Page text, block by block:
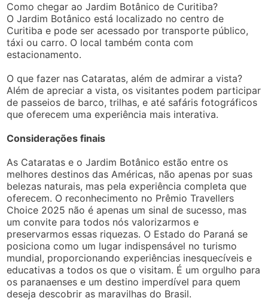
Como chegar ao Jardim Botânico de Curitiba?
O Jardim Botânico está localizado no centro de
Curitiba e pode ser acessado por transporte público,
táxi ou carro. O local também conta com
estacionamento.
O que fazer nas Cataratas, além de admirar a vista?
Além de apreciar a vista, os visitantes podem participar
de passeios de barco, trilhas, e até safáris fotográficos
que oferecem uma experiência mais interativa.
Considerações finais
As Cataratas e o Jardim Botânico estão entre os
melhores destinos das Américas, não apenas por suas
belezas naturais, mas pela experiência completa que
oferecem. O reconhecimento no Prêmio Travellers
Choice 2025 não é apenas um sinal de sucesso, mas
um convite para todos nós valorizarmos e
preservarmos essas riquezas. O Estado do Paraná se
posiciona como um lugar indispensável no turismo
mundial, proporcionando experiências inesquecíveis e
educativas a todos os que o visitam. É um orgulho para
os paranaenses e um destino imperdível para quem
deseja descobrir as maravilhas do Brasil.